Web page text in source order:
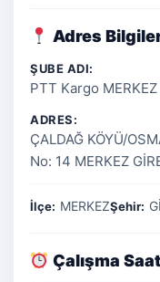
Adres
ŞUBE ADI:
PTT Kargo MERKEZ
ADRES:
ÇALDAĞ KÖYÜ/
No: 14 MERKEZ
İlçe: MERKEZŞehir:
Çalışma